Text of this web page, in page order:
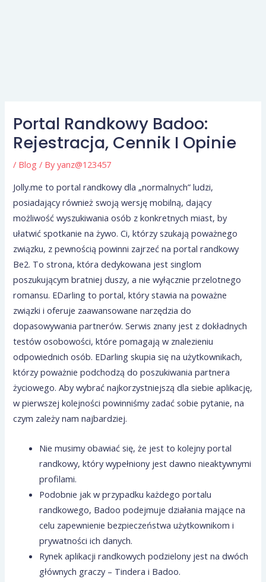
Portal Randkowy Badoo:
Rejestracja, Cennik I Opinie
/ Blog / Byyanz@123457
Jolly.me to portal randkowy dla „normalnych” ludzi,
posiadający również swoją wersję mobilną, dający
możliwość wyszukiwania osób z konkretnych miast, by
ułatwić spotkanie na żywo. Ci, którzy szukają poważnego
związku, z pewnością powinni zajrzeć na portal randkowy
Be2. To strona, która dedykowana jest singlom
poszukującym bratniej duszy, a nie wyłącznie przelotnego
romansu. EDarling to portal, który stawia na poważne
związki i oferuje zaawansowane narzędzia do
dopasowywania partnerów. Serwis znany jest z dokładnych
testów osobowości, które pomagają w znalezieniu
odpowiednich osób. EDarling skupia się na użytkownikach,
którzy poważnie podchodzą do poszukiwania partnera
życiowego. Aby wybrać najkorzystniejszą dla siebie aplikację,
w pierwszej kolejności powinniśmy zadać sobie pytanie, na
czym zależy nam najbardziej.
Nie musimy obawiać się, że jest to kolejny portal
randkowy, który wypełniony jest dawno nieaktywnymi
profilami.
Podobnie jak w przypadku każdego portalu
randkowego, Badoo podejmuje działania mające na
celu zapewnienie bezpieczeństwa użytkownikom i
prywatności ich danych.
Rynek aplikacji randkowych podzielony jest na dwóch
głównych graczy – Tindera i Badoo.